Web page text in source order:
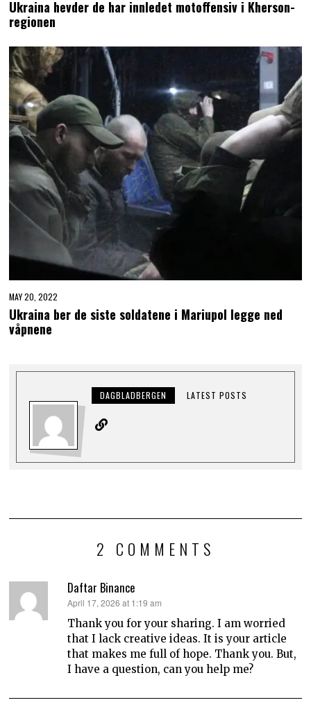
Ukraina hevder de har innledet motoffensiv i Kherson-
regionen
MAY 20, 2022
Ukraina ber de siste soldatene i Mariupol legge ned
våpnene
DAGBLADBERGEN LATEST POSTS
2 COMMENTS
Daftar Binance
says:
April 17, 2026 at 1:19 am
Thank you for your sharing. I am worried
that I lack creative ideas. It is your article
that makes me full of hope. Thank you. But,
I have a question, can you help me?